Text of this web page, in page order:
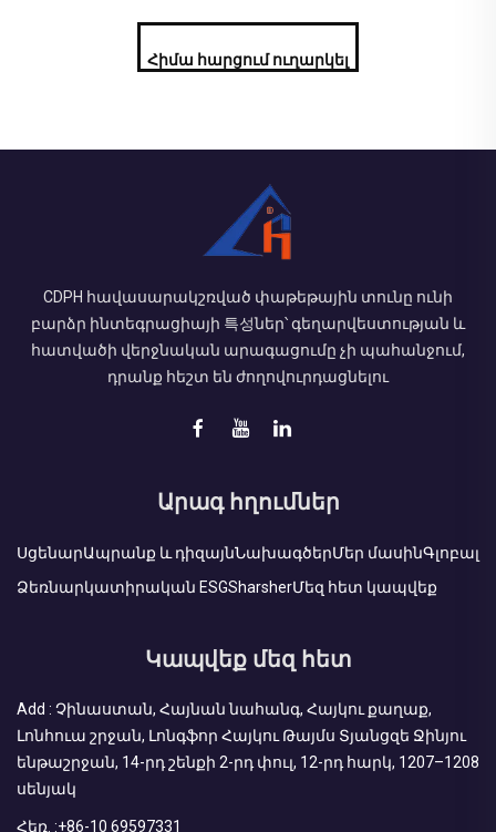
Հիմա հարցում ուղարկել
CDPH հավասարակշռված փաթեթային տունը ունի
բարձր ինտեգրացիայի 특성ներ՝ գեղարվեստության և
հատվածի վերջնական արագացումը չի պահանջում,
դրանք հեշտ են ժողովուրդացնելու
Արագ հղումներ
ՍցենարԱպրանք և դիզայնՆախագծերՄեր մասինԳլոբալ
Ձեռնարկատիրական ESGSharsherՄեզ հետ կապվեք
Կապվեք մեզ հետ
Add : Չինաստան, Հայնան նահանգ, Հայկու քաղաք,
Լոնհուա շրջան, Լոնգֆոր Հայկու Թայմս Տյանցզե Ջինյու
ենթաշրջան, 14-րդ շենքի 2-րդ փուլ, 12-րդ հարկ, 1207–1208
սենյակ
Հեռ. :+86-10 69597331